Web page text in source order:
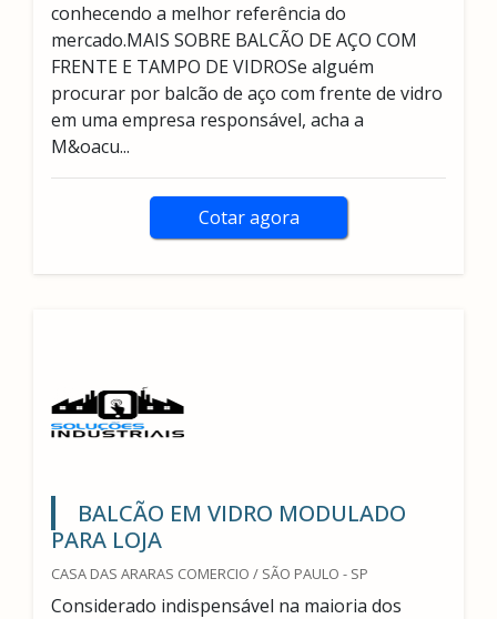
conhecendo a melhor referência do
mercado.MAIS SOBRE BALCÃO DE AÇO COM
FRENTE E TAMPO DE VIDROSe alguém
procurar por balcão de aço com frente de vidro
em uma empresa responsável, acha a
M&oacu...
Cotar agora
BALCÃO EM VIDRO MODULADO
PARA LOJA
CASA DAS ARARAS COMERCIO / SÃO PAULO - SP
Considerado indispensável na maioria dos